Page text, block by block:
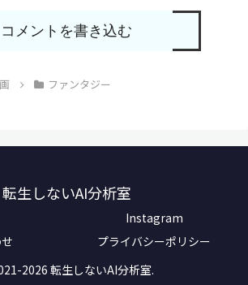
コメントを書き込む
ファンタジー
転生しないAI分析室
Instagram
プライバシーポリシー
2026 転生しないAI分析室.